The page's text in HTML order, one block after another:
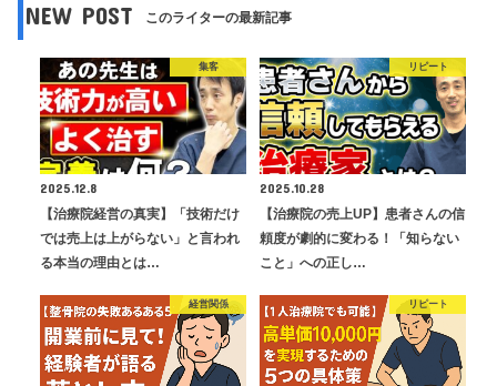
NEW POST このライターの最新記事
集客
2025.12.8
【治療院経営の真実】「技術だけ
では売上は上がらない」と言われ
る本当の理由とは…
リピート
2025.10.28
【治療院の売上UP】患者さんの信
頼度が劇的に変わる！「知らない
こと」への正し…
経営関係 リピート